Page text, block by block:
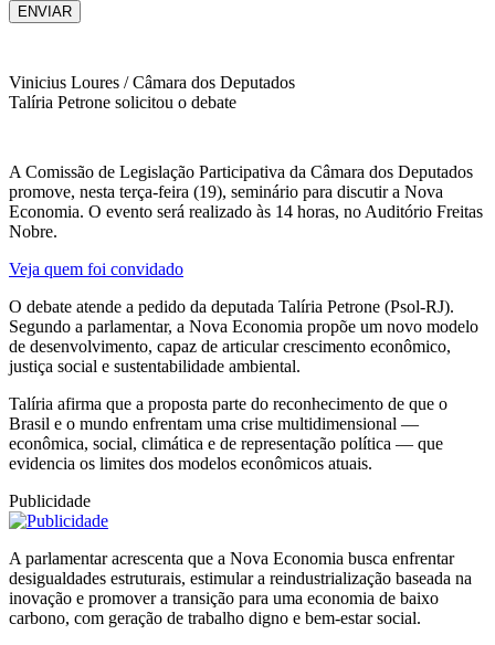
ENVIAR
Vinicius Loures / Câmara dos Deputados
Talíria Petrone solicitou o debate
A Comissão de Legislação Participativa da Câmara dos Deputados
promove, nesta terça-feira (19), seminário para discutir a Nova
Economia. O evento será realizado às 14 horas, no Auditório Freitas
Nobre.
Veja quem foi convidado
O debate atende a pedido da deputada Talíria Petrone (Psol-RJ).
Segundo a parlamentar, a Nova Economia propõe um novo modelo
de desenvolvimento, capaz de articular crescimento econômico,
justiça social e sustentabilidade ambiental.
Talíria afirma que a proposta parte do reconhecimento de que o
Brasil e o mundo enfrentam uma crise multidimensional —
econômica, social, climática e de representação política — que
evidencia os limites dos modelos econômicos atuais.
Publicidade
A parlamentar acrescenta que a Nova Economia busca enfrentar
desigualdades estruturais, estimular a reindustrialização baseada na
inovação e promover a transição para uma economia de baixo
carbono, com geração de trabalho digno e bem-estar social.